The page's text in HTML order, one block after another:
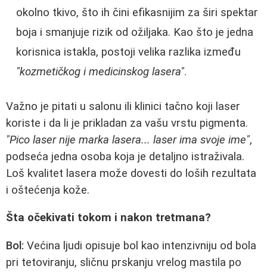
okolno tkivo, što ih čini efikasnijim za širi spektar
boja i smanjuje rizik od ožiljaka. Kao što je jedna
korisnica istakla, postoji velika razlika između
"kozmetičkog i medicinskog lasera".
Važno je pitati u salonu ili klinici tačno koji laser
koriste i da li je prikladan za vašu vrstu pigmenta.
"Pico laser nije marka lasera... laser ima svoje ime",
podseća jedna osoba koja je detaljno istraživala.
Loš kvalitet lasera može dovesti do loših rezultata
i oštećenja kože.
Šta očekivati tokom i nakon tretmana?
Bol: Većina ljudi opisuje bol kao intenzivniju od bola
pri tetoviranju, sličnu prskanju vrelog mastila po